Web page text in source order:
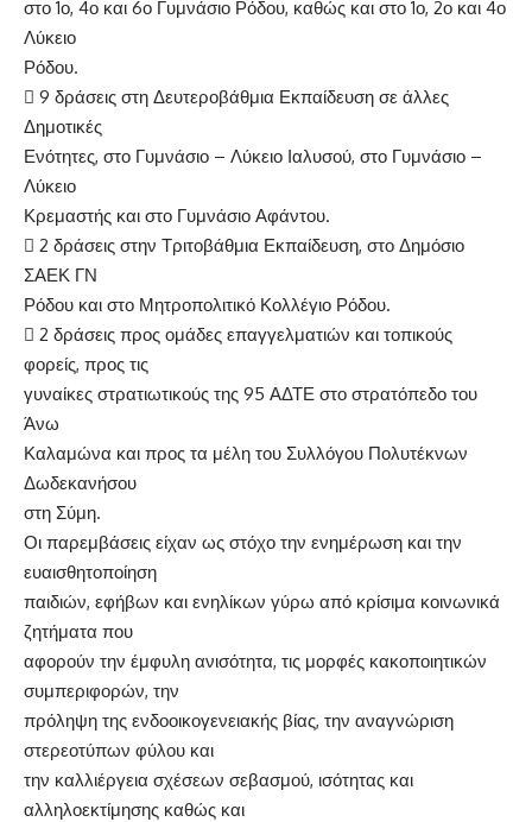
στο 1ο, 4ο και 6ο Γυμνάσιο Ρόδου, καθώς και στο 1ο, 2ο και 4ο
Λύκειο
Ρόδου.
 9 δράσεις στη Δευτεροβάθμια Εκπαίδευση σε άλλες
Δημοτικές
Ενότητες, στο Γυμνάσιο – Λύκειο Ιαλυσού, στο Γυμνάσιο –
Λύκειο
Κρεμαστής και στο Γυμνάσιο Αφάντου.
 2 δράσεις στην Τριτοβάθμια Εκπαίδευση, στο Δημόσιο
ΣΑΕΚ ΓΝ
Ρόδου και στο Μητροπολιτικό Κολλέγιο Ρόδου.
 2 δράσεις προς ομάδες επαγγελματιών και τοπικούς
φορείς, προς τις
γυναίκες στρατιωτικούς της 95 ΑΔΤΕ στο στρατόπεδο του
Άνω
Καλαμώνα και προς τα μέλη του Συλλόγου Πολυτέκνων
Δωδεκανήσου
στη Σύμη.
Οι παρεμβάσεις είχαν ως στόχο την ενημέρωση και την
ευαισθητοποίηση
παιδιών, εφήβων και ενηλίκων γύρω από κρίσιμα κοινωνικά
ζητήματα που
αφορούν την έμφυλη ανισότητα, τις μορφές κακοποιητικών
συμπεριφορών, την
πρόληψη της ενδοοικογενειακής βίας, την αναγνώριση
στερεοτύπων φύλου και
την καλλιέργεια σχέσεων σεβασμού, ισότητας και
αλληλοεκτίμησης καθώς και